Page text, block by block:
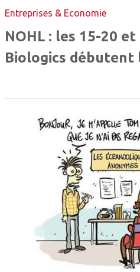
Entreprises & Economie
NOHL : les 15-20
Biologics débutent